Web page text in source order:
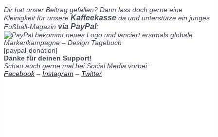
Dir hat unser Beitrag gefallen? Dann lass doch gerne eine
Kleinigkeit für unsere Kaffeekasse da und unterstütze ein junges
Fußball-Magazin via PayPal:
[paypal-donation]
Danke für deinen Support!
Schau auch gerne mal bei Social Media vorbei:
Facebook– Instagram – Twitter